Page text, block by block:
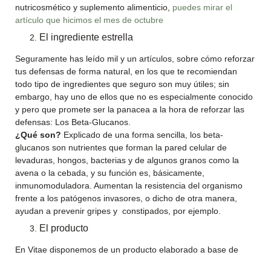
nutricosmético y suplemento alimenticio, puedes mirar el
artículo que hicimos el mes de octubre
El ingrediente estrella
Seguramente has leído mil y un artículos, sobre cómo reforzar
tus defensas de forma natural, en los que te recomiendan
todo tipo de ingredientes que seguro son muy útiles; sin
embargo, hay uno de ellos que no es especialmente conocido
y pero que promete ser la panacea a la hora de reforzar las
defensas: Los Beta-Glucanos.
¿Qué son? Explicado de una forma sencilla, los beta-
glucanos son nutrientes que forman la pared celular de
levaduras, hongos, bacterias y de algunos granos como la
avena o la cebada, y su función es, básicamente,
inmunomoduladora. Aumentan la resistencia del organismo
frente a los patógenos invasores, o dicho de otra manera,
ayudan a prevenir gripes y constipados, por ejemplo.
El producto
En Vitae disponemos de un producto elaborado a base de